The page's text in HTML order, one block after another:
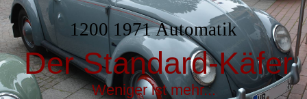
1200 1971 Automatik
Der Standard-Käfer
Weniger ist mehr...